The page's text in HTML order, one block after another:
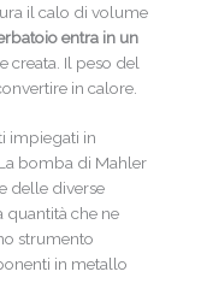
il calo di volume
entra in un
creata. Il peso del
in calore.
impiegati in
bomba di Mahler
delle diverse
quantità che ne
strumento
in metallo